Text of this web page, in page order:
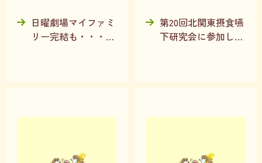
日曜劇場マイファミ
リー完結も・・・も
第20回北関東摂食嚥
下研究会に参加して